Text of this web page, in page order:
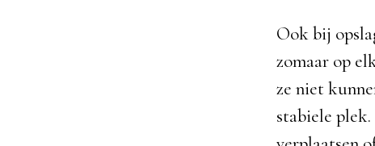
Ook bij
zomaar op
ze niet
stabiele